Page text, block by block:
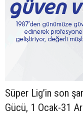
Süper Lig’in son
Gücü, 1 Ocak-31